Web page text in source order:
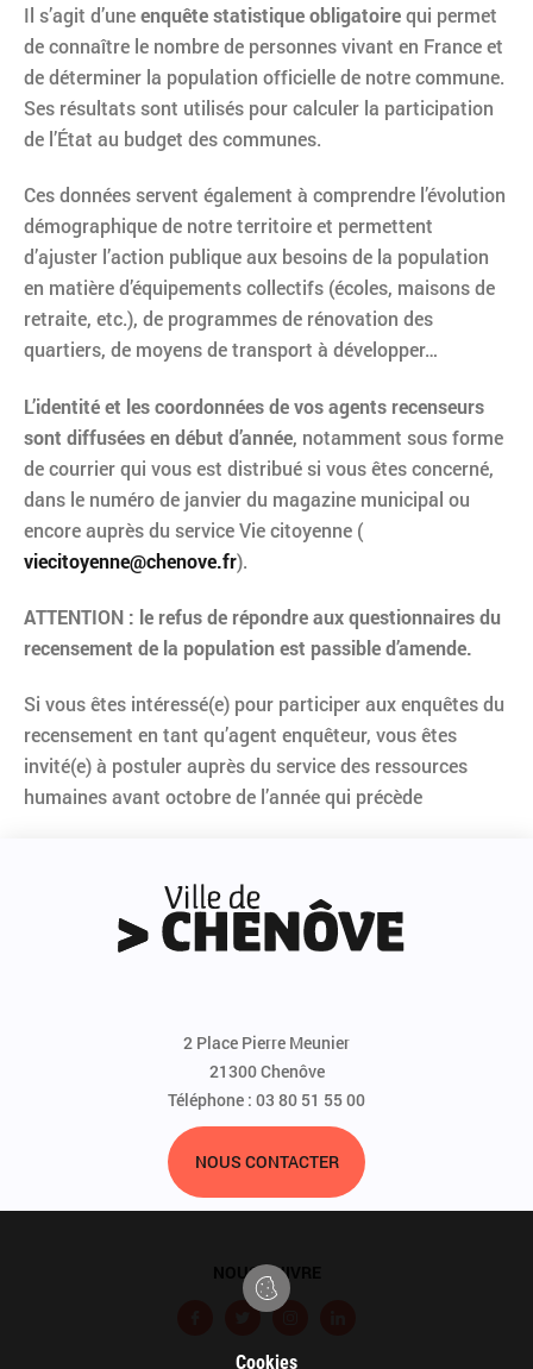
Cookies
Il s’agit d’uneenquête statistique obligatoirequi permet
de connaître le nombre de personnes vivant en France et
de déterminer la population officielle de notre commune.
Ses résultats sont utilisés pour calculer la participation
de l’État au budget des communes.
Ces données servent également à comprendre l’évolution
démographique de notre territoire et permettent
d’ajuster l’action publique aux besoins de la population
en matière d’équipements collectifs (écoles, maisons de
retraite, etc.), de programmes de rénovation des
quartiers, de moyens de transport à développer…
L’identité et les coordonnées de vos agents recenseurs
sont diffusées en début d’année, notamment sous forme
de courrier qui vous est distribué si vous êtes concerné,
dans le numéro de janvier du magazine municipal ou
encore auprès du service Vie citoyenne (
viecitoyenne@chenove.fr).
ATTENTION : le refus de répondre aux questionnaires du
recensement de la population est passible d’amende.
Si vous êtes intéressé(e) pour participer aux enquêtes du
recensement en tant qu’agent enquêteur, vous êtes
invité(e) à postuler auprès du service des ressources
humaines avant octobre de l’année qui précède
2 Place Pierre Meunier
21300 Chenôve
Téléphone : 03 80 51 55 00
NOUS CONTACTER
NOUS SUIVRE
w
n